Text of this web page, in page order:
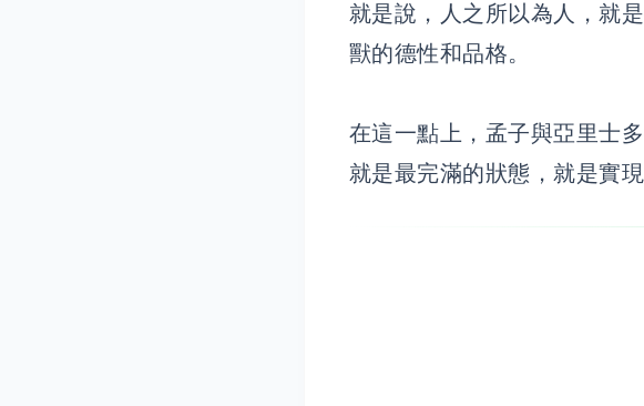
就是說，人之所以為人，就
獸的德性和品格。
在這一點上，孟子與亞里士
就是最完滿的狀態，就是實